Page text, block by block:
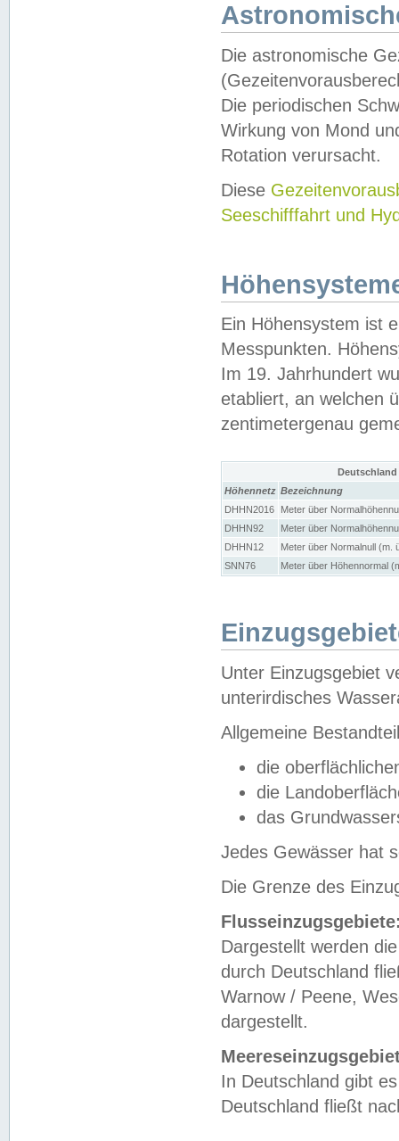
Die astronomische
Die periodischen
Wirkung von Mond
Rotation verursacht.
Diese
Seeschifffahrt und
Ein Höhensystem ist
Messpunkten.
Im 19. Jahrhundert
etabliert, an welchen
zentimetergenau
Höhennetz Bezeichnung
DHHN2016
Meter über
DHHN92
Meter über
DHHN12
Meter über Normalnull (m.
SNN76
Meter über Höhennormal
Unter Einzugsgebiet
unterirdisches
Allgemeine
die
die
das
Jedes Gewässer hat
Die Grenze des
Dargestellt werden
durch Deutschland
Warnow / Peene,
dargestellt.
In Deutschland gibt
Deutschland fließt